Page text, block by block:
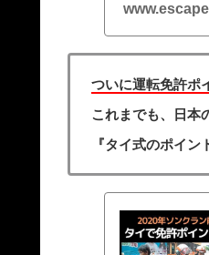
ついに運転免許ポ
これまでも、日本
『タイ式のポイン